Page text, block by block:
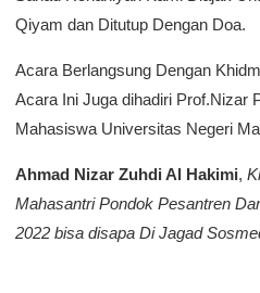
Qiyam dan Ditutup Dengan Doa.
Acara Berlangsung Dengan
Acara Ini Juga dihadiri Prof.Nizar
Mahasiswa Universitas Negeri
Ahmad Nizar Zuhdi Al Hakimi,
Mahasantri Pondok Pesantren
2022 bisa disapa Di Jagad